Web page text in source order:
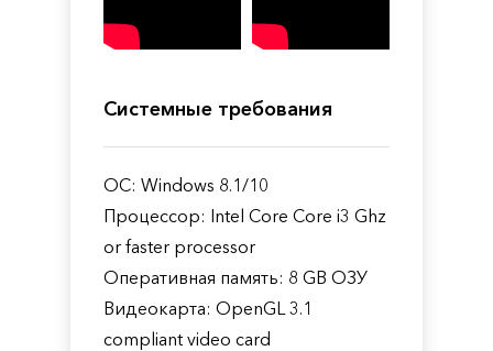
Системные требования
ОС: Windows 8.1/10
Процессор: Intel Core Core i3 Ghz
or faster processor
Оперативная память: 8 GB ОЗУ
Видеокарта: OpenGL 3.1
compliant video card